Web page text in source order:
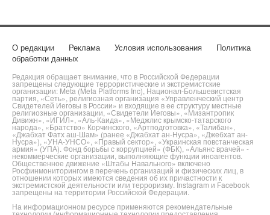
О редакции Реклама Условия использования
Политика
обработки данных
Редакция обращает внимание, что в Российской Федерации
запрещены следующие террористические и экстремистские
организации: Meta (Meta Platforms Inc), Национал-Большевистская
партия, «Сеть», религиозная организация «Управленческий центр
Свидетелей Иеговы в России» и входящие в ее структуру местные
религиозные организации, «Свидетели Иеговы», «Мизантропик
Дивижн», «ИГИЛ», «Аль-Каида», «Меджлис крымско-татарского
народа», «Братство» Корчинского, «Артподготовка», «Талибан»,
«Джабхат Фатх аш-Шам» (ранее «Джабхат ан-Нусра», «Джебхат ан-
Нусра»), «УНА-УНСО», «Правый сектор», «Украинская повстанческая
армия» (УПА). Фонд борьбы с коррупцией» (ФБК), «Альянс врачей» -
некоммерческие организации, выполняющие функции иноагентов.
Общественное движение «Штабы Навального» включено
Росфинмониторингом в перечень организаций и физических лиц, в
отношении которых имеются сведения об их причастности к
экстремистской деятельности или терроризму. Instagram и Facebook
запрещены на территории Российской Федерации.
На информационном ресурсе применяются рекомендательные